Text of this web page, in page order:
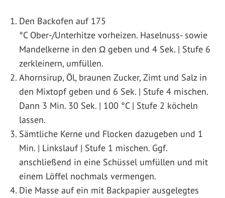
Den Backofen auf 175
°C Ober-/Unterhitze vorheizen. Haselnuss- sowie
Mandelkerne in den Ω geben und 4 Sek. | Stufe 6
zerkleinern, umfüllen.
Ahornsirup, Öl, braunen Zucker, Zimt und Salz in
den Mixtopf geben und 6 Sek. | Stufe 4 mischen.
Dann 3 Min. 30 Sek. | 100 °C | Stufe 2 köcheln
lassen.
Sämtliche Kerne und Flocken dazugeben und 1
Min. | Linkslauf | Stufe 1 mischen. Ggf.
anschließend in eine Schüssel umfüllen und mit
einem Löffel nochmals vermengen.
Die Masse auf ein mit Backpapier ausgelegtes